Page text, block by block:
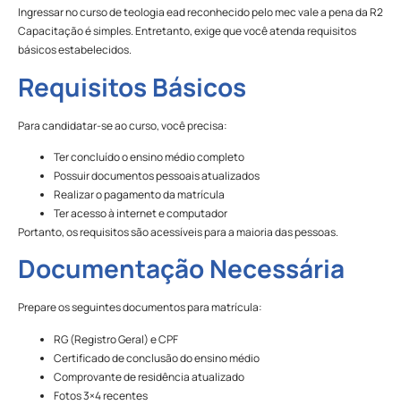
Ingressar no curso de teologia ead reconhecido pelo mec vale a pena da R2
Capacitação é simples. Entretanto, exige que você atenda requisitos
básicos estabelecidos.
Requisitos Básicos
Para candidatar-se ao curso, você precisa:
Ter concluído o ensino médio completo
Possuir documentos pessoais atualizados
Realizar o pagamento da matrícula
Ter acesso à internet e computador
Portanto, os requisitos são acessíveis para a maioria das pessoas.
Documentação Necessária
Prepare os seguintes documentos para matrícula:
RG (Registro Geral) e CPF
Certificado de conclusão do ensino médio
Comprovante de residência atualizado
Fotos 3×4 recentes